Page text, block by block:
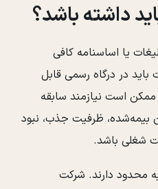
داشته باشد؟
یا اساسنامه کافی
در درگاه رسمی قابل
ممکن است نیازمند سابقه
بیمه‌شده، ظرفیت جذب، نبود
شغلی باشد.
محدود دارند. شرکت